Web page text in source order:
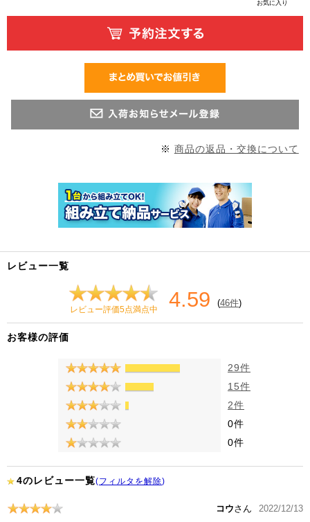
お気に入り
※ 商品の返品・交換について
レビュー一覧
レビュー評価5点満点中 4.59 (46件)
お客様の評価
29件
15件
2件
0件
0件
4のレビュー一覧(フィルタを解除)
コウさん 2022/12/13